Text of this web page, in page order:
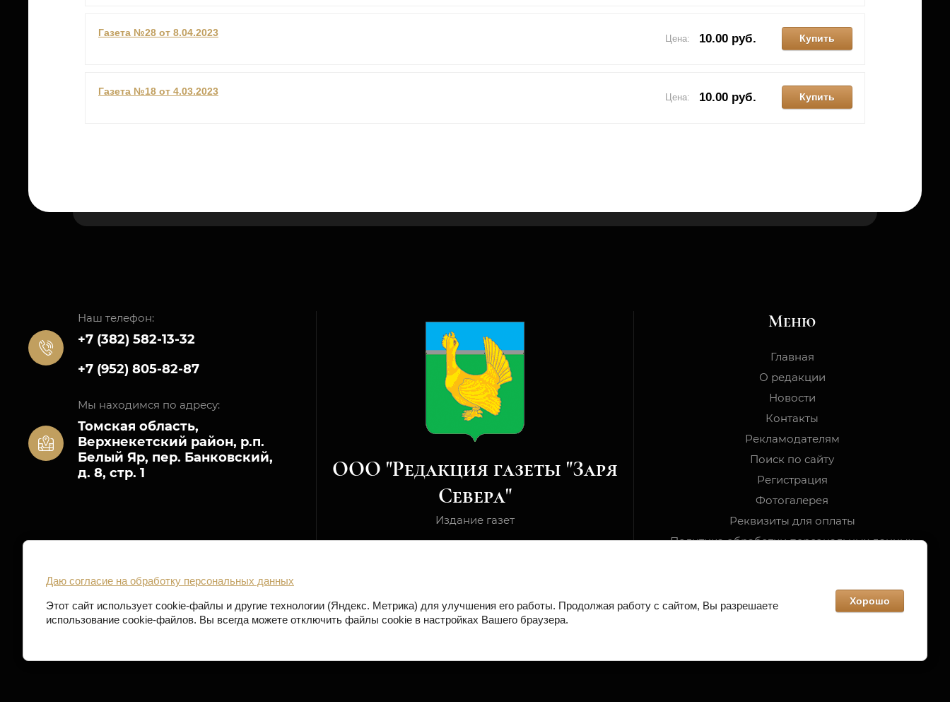
Газета №28 от 8.04.2023
Цена: 10.00 руб. Купить
Газета №18 от 4.03.2023
Цена: 10.00 руб. Купить
Наш телефон:
+7 (382) 582-13-32
+7 (952) 805-82-87
Мы находимся по адресу:
Томская область,
Верхнекетский район, р.п.
Белый Яр, пер. Банковский,
д. 8, стр. 1
ООО "Редакция газеты "Заря
Севера"
Издание газет
Меню
Главная
О редакции
Новости
Контакты
Рекламодателям
Поиск по сайту
Регистрация
Фотогалерея
Реквизиты для оплаты
Политика обработки персональных данных
2022 ООО "Редакция газеты "Заря
Создать сайт
Даю согласие на обработку персональных данных
Этот сайт использует cookie-файлы и другие технологии (Яндекс. Метрика) для улучшения его работы. Продолжая работу с сайтом, Вы разрешаете
использование cookie-файлов. Вы всегда можете отключить файлы cookie в настройках Вашего браузера.
Хорошо